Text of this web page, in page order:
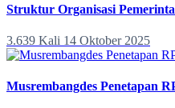
Struktur Organisasi
3.639 Kali 14 Oktober 2025
Musrembangdes Penetapan